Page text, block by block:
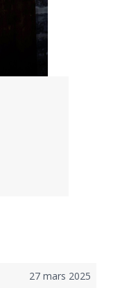
27 mars 2025